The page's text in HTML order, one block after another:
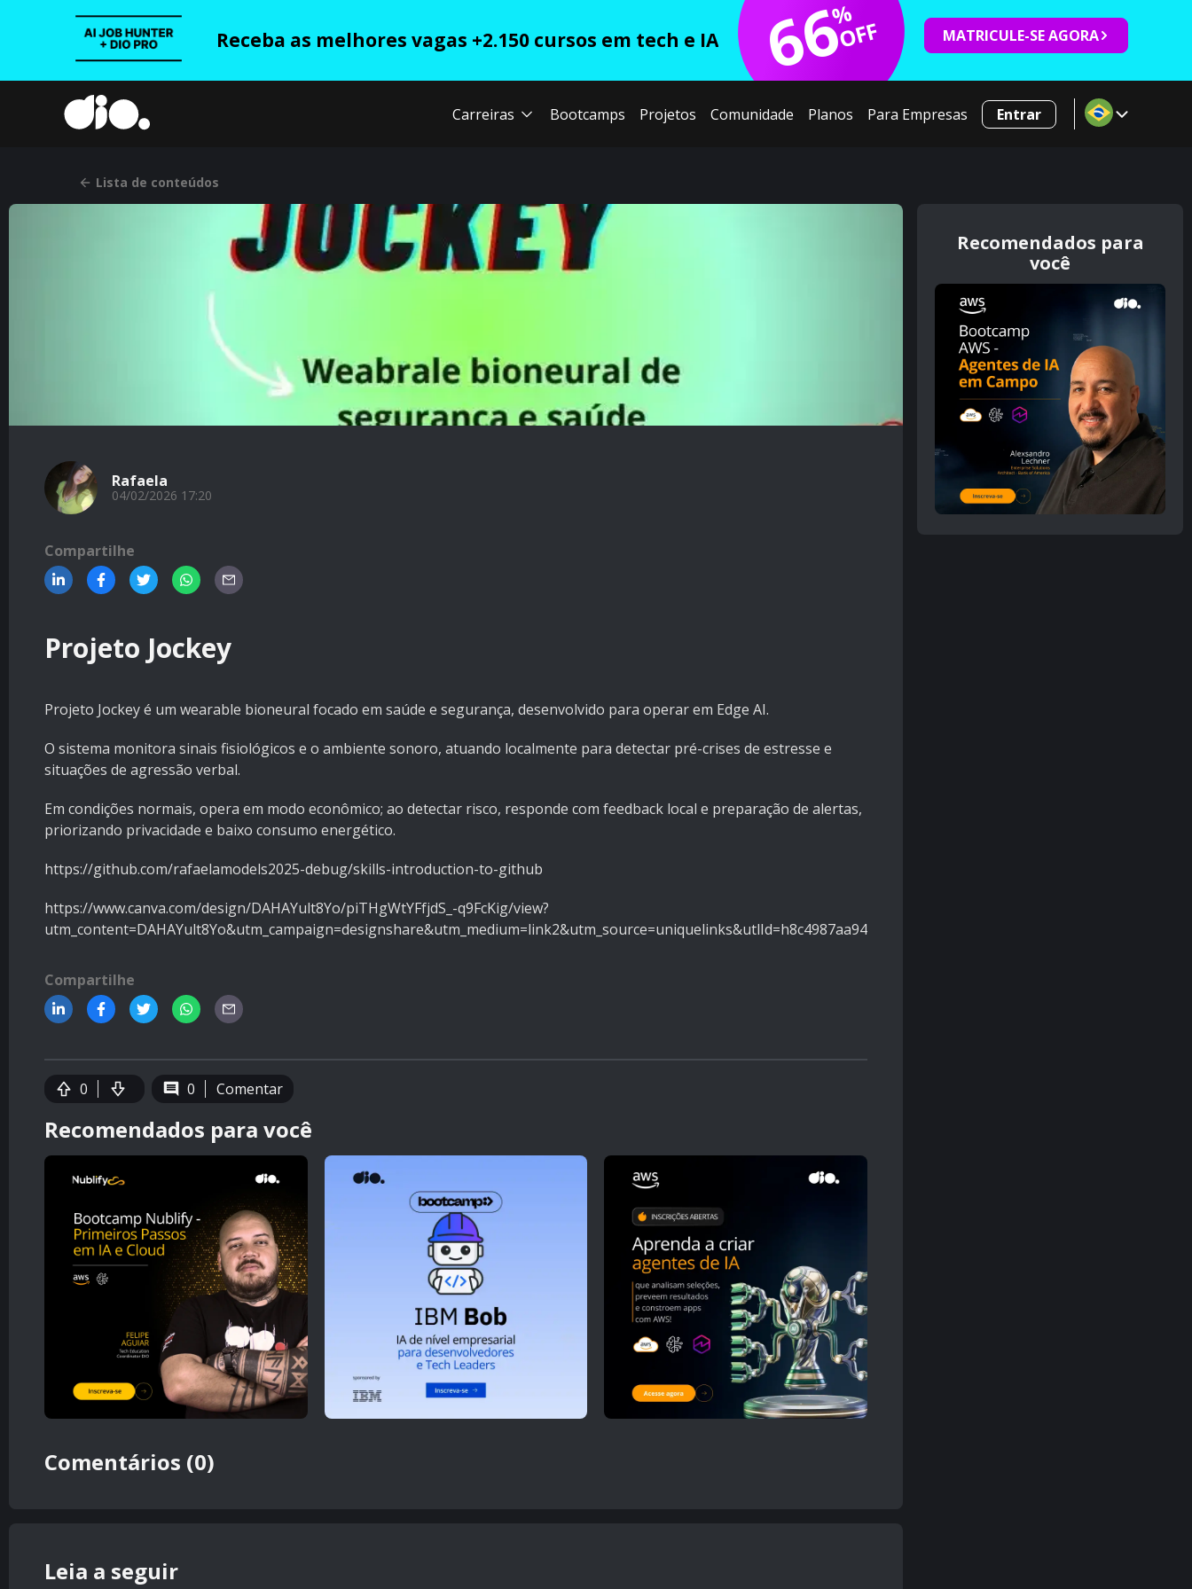
Receba as melhores vagas +2.150 cursos em tech e IA 66
%
OFF MATRICULE-SE AGORA
Carreiras Bootcamps Projetos Comunidade Planos Para Empresas Entrar
Lista de conteúdos
Rafaela
04/02/2026 17:20
Compartilhe
Projeto Jockey
Projeto Jockey é um wearable bioneural focado em saúde e segurança, desenvolvido para operar em Edge AI.
O sistema monitora sinais fisiológicos e o ambiente sonoro, atuando localmente para detectar pré-crises de estresse e
situações de agressão verbal.
Em condições normais, opera em modo econômico; ao detectar risco, responde com feedback local e preparação de alertas,
priorizando privacidade e baixo consumo energético.
https://github.com/rafaelamodels2025-debug/skills-introduction-to-github
https://www.canva.com/design/DAHAYult8Yo/piTHgWtYFfjdS_-q9FcKig/view?
utm_content=DAHAYult8Yo&utm_campaign=designshare&utm_medium=link2&utm_source=uniquelinks&utlId=h8c4987aa94
Compartilhe
0 0 Comentar
Recomendados para você
Comentários (0)
Leia a seguir
Recomendados para
você